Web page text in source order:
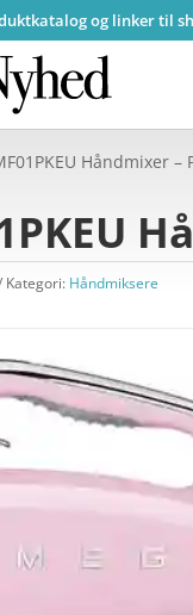
og linker til
Håndmixer –
Kategori: Håndmiksere